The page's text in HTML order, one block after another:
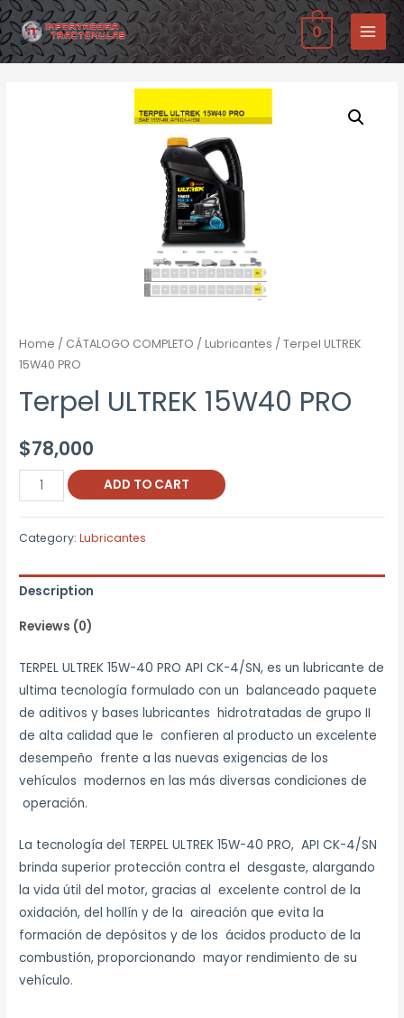
Ir
al
contenido
0
MAIN
Home / CÁTALOGO COMPLETO /Lubricantes / Terpel ULTREK
15W40 PRO
Terpel ULTREK 15W40 PRO
$78,000
Terpel
ULTREK
quantity
ADD TO CART
Category:Lubricantes
Description
Reviews (0)
TERPEL ULTREK 15W-40 PRO API CK-4/SN, es un lubricante de
ultima tecnología formulado con un balanceado paquete
de aditivos y bases lubricantes hidrotratadas de grupo II
de alta calidad que le confieren al producto un excelente
desempeño frente a las nuevas exigencias de los
vehículos modernos en las más diversas condiciones de
operación.
La tecnología del TERPEL ULTREK 15W-40 PRO, API CK-4/SN
brinda superior protección contra el desgaste, alargando
la vida útil del motor, gracias al excelente control de la
oxidación, del hollín y de la aireación que evita la
formación de depósitos y de los ácidos producto de la
combustión, proporcionando mayor rendimiento de su
vehículo.